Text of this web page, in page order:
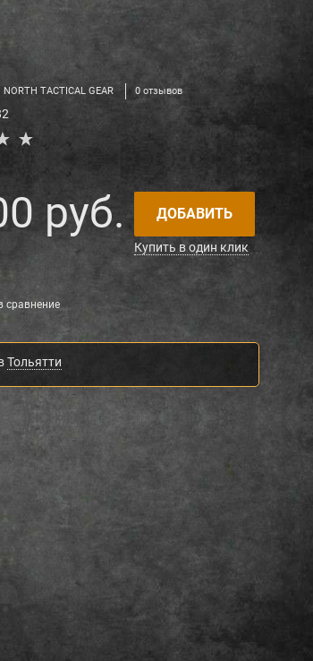
NORTH TACTICAL GEAR 0 отзывов
руб. ДОБАВИТЬ
Купить в один клик
сравнение
Тольятти